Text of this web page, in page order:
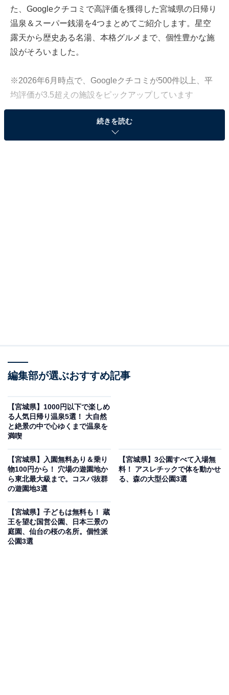
た、Googleクチコミで高評価を獲得した宮城県の日帰り
温泉＆スーパー銭湯を4つまとめてご紹介します。星空
露天から歴史ある名湯、本格グルメまで、個性豊かな施
設がそろいました。
※2026年6月時点で、Googleクチコミが500件以上、平
均評価が3.5超えの施設をピックアップしています
この記事の執筆者： All About ニュース編集
部
「やくらい薬師の湯」公式Webサイトより
温泉施設です。自慢の「露天風呂」では四季折々の風景
や夜の星空を楽しめるほか、温度約93℃の「サウナ室」
や広々とした「大浴場」を完備しています。食事処「キ
ッチン木かげ」では、地元食材にこだわった「からあげ
定食」などの豊富なメニューを堪能でき、心身ともにリ
フレッシュできる空間が広がっています。
続きを読む
編集部が選ぶおすすめ記事
【宮城県】1000円以下で楽しめ
る人気日帰り温泉5選！ 大自然
と絶景の中で心ゆくまで温泉を
満喫
【宮城県】入園無料あり＆乗り
物100円から！ 穴場の遊園地か
ら東北最大級まで。コスパ抜群
の遊園地3選
【宮城県】3公園すべて入場無
料！ アスレチックで体を動かせ
る、森の大型公園3選
【宮城県】子どもは無料も！ 蔵
王を望む国営公園、日本三景の
庭園、仙台の桜の名所。個性派
公園3選